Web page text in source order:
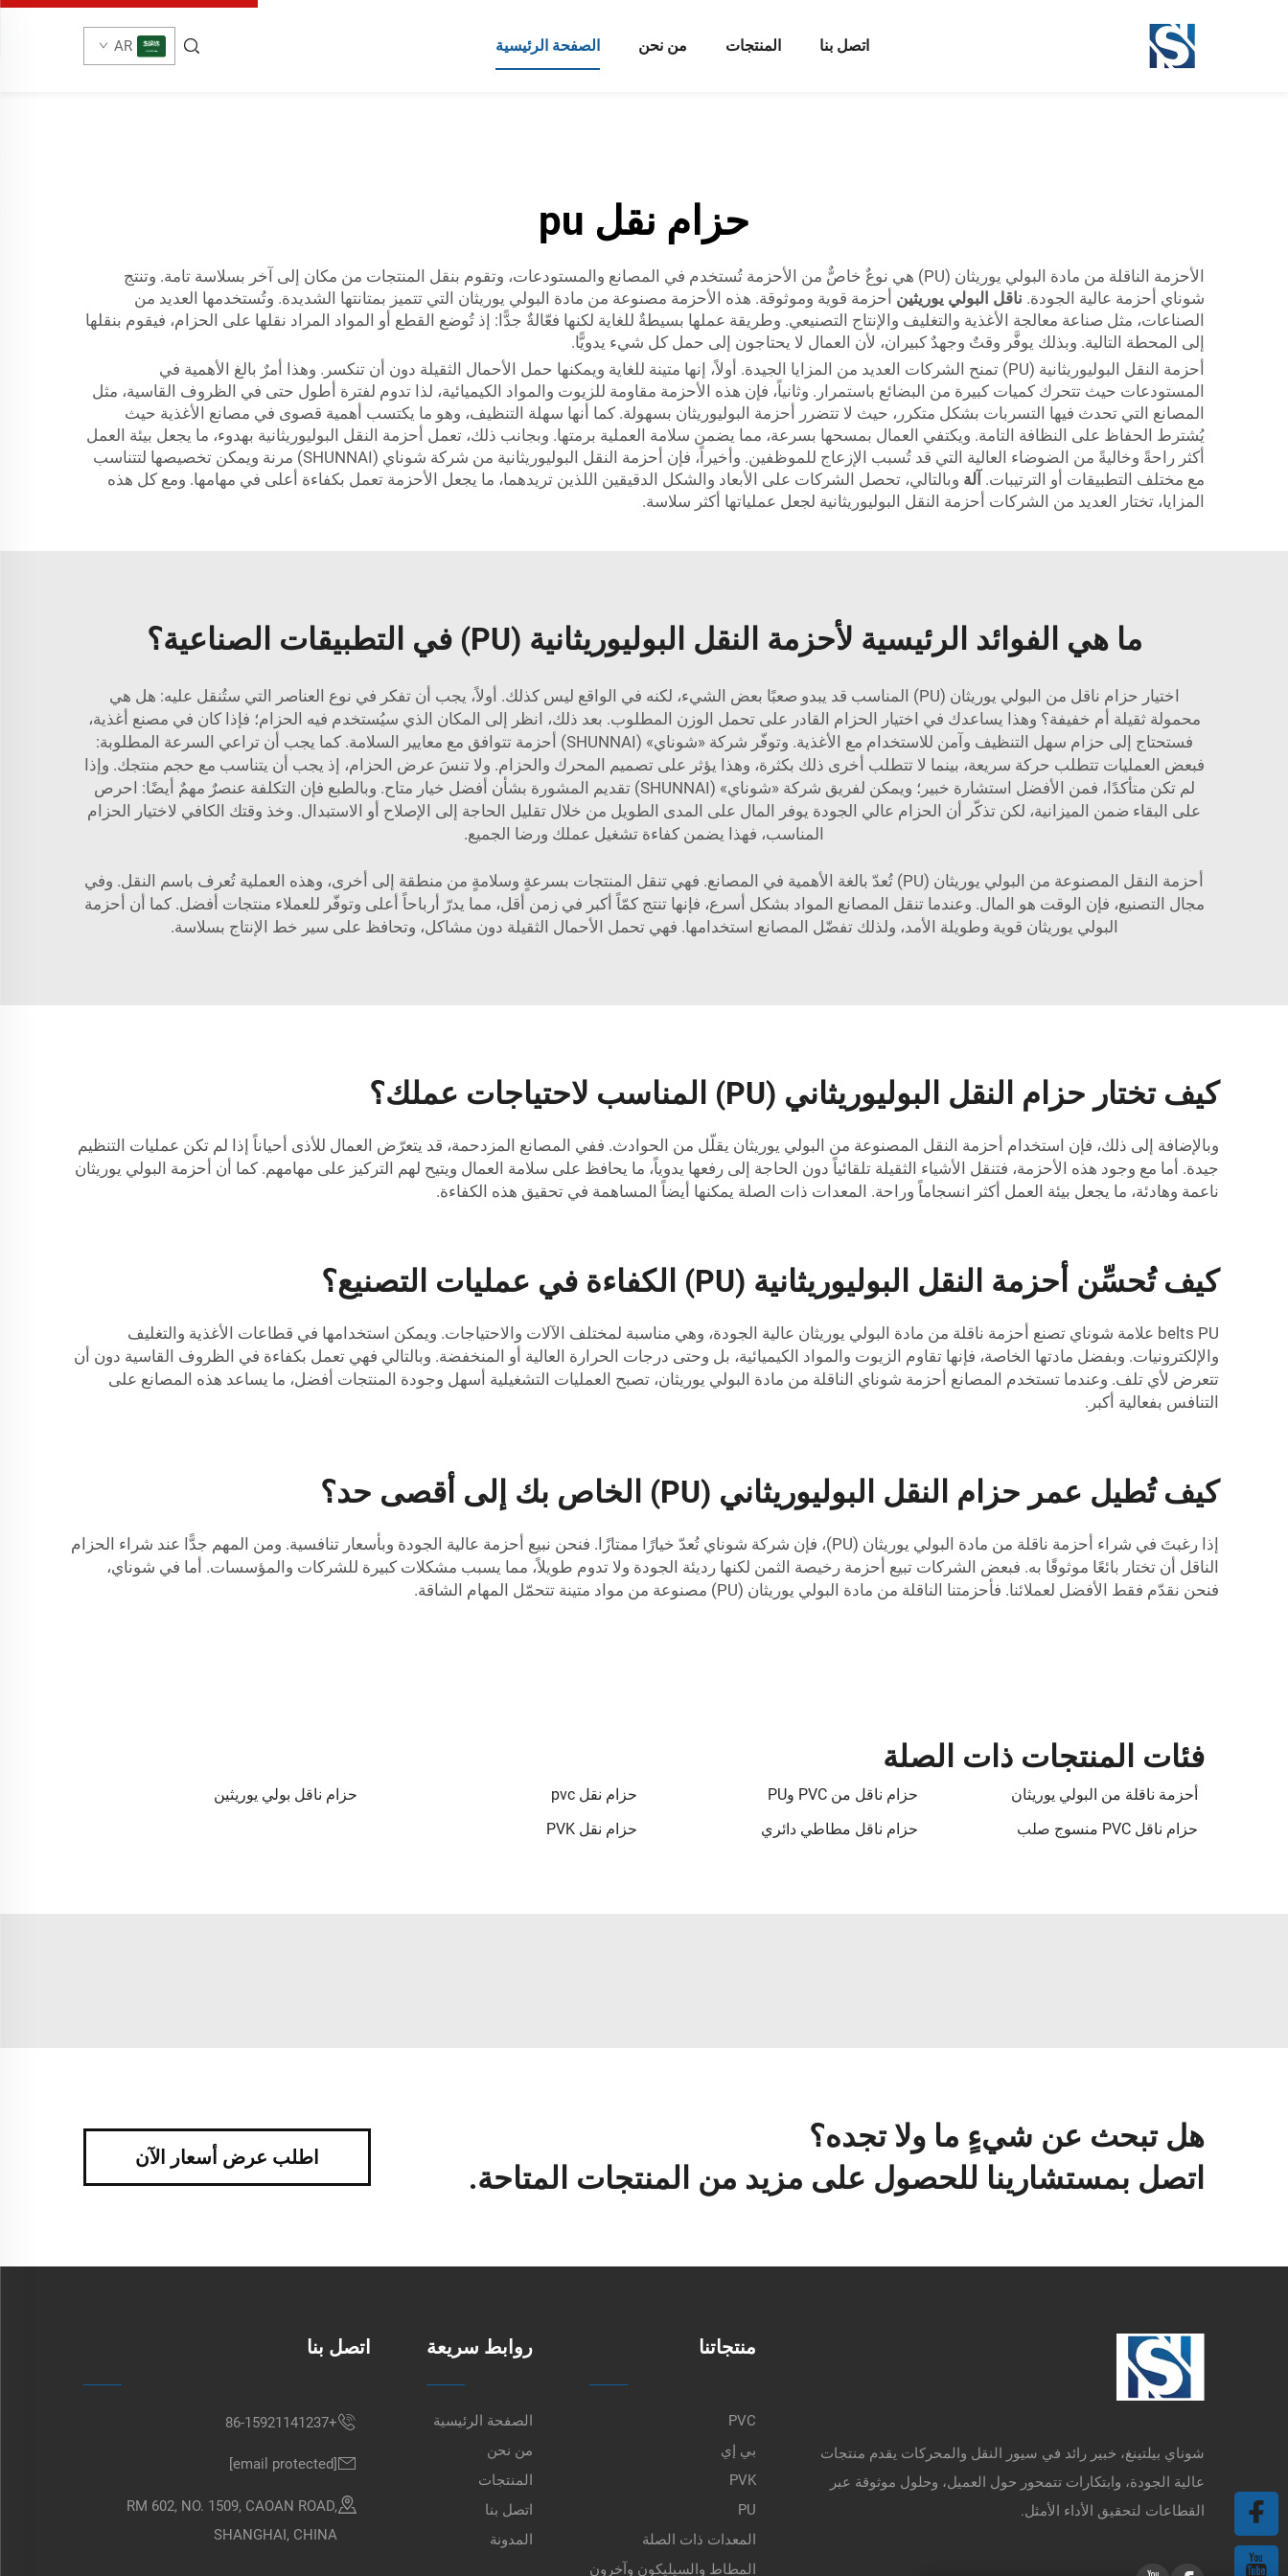
الصفحة الرئيسية من نحن المنتجات اتصل بنا AR
حزام نقل pu
الأحزمة الناقلة من مادة البولي يوريثان (PU) هي نوعٌ خاصٌّ من الأحزمة تُستخدم في المصانع والمستودعات، وتقوم بنقل المنتجات من مكان إلى آخر بسلاسة تامة. وتنتج
شوناي أحزمة عالية الجودة. ناقل البولي يوريثين أحزمة قوية وموثوقة. هذه الأحزمة مصنوعة من مادة البولي يوريثان التي تتميز بمتانتها الشديدة. وتُستخدمها العديد من
الصناعات، مثل صناعة معالجة الأغذية والتغليف والإنتاج التصنيعي. وطريقة عملها بسيطةٌ للغاية لكنها فعّالةٌ جدًّا: إذ تُوضع القطع أو المواد المراد نقلها على الحزام، فيقوم بنقلها
إلى المحطة التالية. وبذلك يوفَّر وقتٌ وجهدٌ كبيران، لأن العمال لا يحتاجون إلى حمل كل شيء يدويًّا.
أحزمة النقل البوليوريثانية (PU) تمنح الشركات العديد من المزايا الجيدة. أولاً، إنها متينة للغاية ويمكنها حمل الأحمال الثقيلة دون أن تنكسر. وهذا أمرٌ بالغ الأهمية في
المستودعات حيث تتحرك كميات كبيرة من البضائع باستمرار. وثانياً، فإن هذه الأحزمة مقاومة للزيوت والمواد الكيميائية، لذا تدوم لفترة أطول حتى في الظروف القاسية، مثل
المصانع التي تحدث فيها التسربات بشكل متكرر، حيث لا تتضرر أحزمة البوليوريثان بسهولة. كما أنها سهلة التنظيف، وهو ما يكتسب أهمية قصوى في مصانع الأغذية حيث
يُشترط الحفاظ على النظافة التامة. ويكتفي العمال بمسحها بسرعة، مما يضمن سلامة العملية برمتها. وبجانب ذلك، تعمل أحزمة النقل البوليوريثانية بهدوء، ما يجعل بيئة العمل
أكثر راحةً وخاليةً من الضوضاء العالية التي قد تُسبب الإزعاج للموظفين. وأخيراً، فإن أحزمة النقل البوليوريثانية من شركة شوناي (SHUNNAI) مرنة ويمكن تخصيصها لتتناسب
مع مختلف التطبيقات أو الترتيبات. آلة وبالتالي، تحصل الشركات على الأبعاد والشكل الدقيقين اللذين تريدهما، ما يجعل الأحزمة تعمل بكفاءة أعلى في مهامها. ومع كل هذه
المزايا، تختار العديد من الشركات أحزمة النقل البوليوريثانية لجعل عملياتها أكثر سلاسة.
ما هي الفوائد الرئيسية لأحزمة النقل البوليوريثانية (PU) في التطبيقات الصناعية؟
اختيار حزام ناقل من البولي يوريثان (PU) المناسب قد يبدو صعبًا بعض الشيء، لكنه في الواقع ليس كذلك. أولاً، يجب أن تفكر في نوع العناصر التي ستُنقل عليه: هل هي
محمولة ثقيلة أم خفيفة؟ وهذا يساعدك في اختيار الحزام القادر على تحمل الوزن المطلوب. بعد ذلك، انظر إلى المكان الذي سيُستخدم فيه الحزام؛ فإذا كان في مصنع أغذية،
فستحتاج إلى حزام سهل التنظيف وآمن للاستخدام مع الأغذية. وتوفّر شركة «شوناي» (SHUNNAI) أحزمة تتوافق مع معايير السلامة. كما يجب أن تراعي السرعة المطلوبة:
فبعض العمليات تتطلب حركة سريعة، بينما لا تتطلب أخرى ذلك بكثرة، وهذا يؤثر على تصميم المحرك والحزام. ولا تنسَ عرض الحزام، إذ يجب أن يتناسب مع حجم منتجك. وإذا
لم تكن متأكدًا، فمن الأفضل استشارة خبير؛ ويمكن لفريق شركة «شوناي» (SHUNNAI) تقديم المشورة بشأن أفضل خيار متاح. وبالطبع فإن التكلفة عنصرٌ مهمٌ أيضًا: احرص
على البقاء ضمن الميزانية، لكن تذكّر أن الحزام عالي الجودة يوفر المال على المدى الطويل من خلال تقليل الحاجة إلى الإصلاح أو الاستبدال. وخذ وقتك الكافي لاختيار الحزام
المناسب، فهذا يضمن كفاءة تشغيل عملك ورضا الجميع.
أحزمة النقل المصنوعة من البولي يوريثان (PU) تُعدّ بالغة الأهمية في المصانع. فهي تنقل المنتجات بسرعةٍ وسلامةٍ من منطقة إلى أخرى، وهذه العملية تُعرف باسم النقل. وفي
مجال التصنيع، فإن الوقت هو المال. وعندما تنقل المصانع المواد بشكل أسرع، فإنها تنتج كمّاً أكبر في زمن أقل، مما يدرّ أرباحاً أعلى وتوفّر للعملاء منتجات أفضل. كما أن أحزمة
البولي يوريثان قوية وطويلة الأمد، ولذلك تفضّل المصانع استخدامها. فهي تحمل الأحمال الثقيلة دون مشاكل، وتحافظ على سير خط الإنتاج بسلاسة.
كيف تختار حزام النقل البوليوريثاني (PU) المناسب لاحتياجات عملك؟
وبالإضافة إلى ذلك، فإن استخدام أحزمة النقل المصنوعة من البولي يوريثان يقلّل من الحوادث. ففي المصانع المزدحمة، قد يتعرّض العمال للأذى أحياناً إذا لم تكن عمليات التنظيم
جيدة. أما مع وجود هذه الأحزمة، فتنقل الأشياء الثقيلة تلقائياً دون الحاجة إلى رفعها يدوياً، ما يحافظ على سلامة العمال ويتيح لهم التركيز على مهامهم. كما أن أحزمة البولي يوريثان
ناعمة وهادئة، ما يجعل بيئة العمل أكثر انسجاماً وراحة. المعدات ذات الصلة يمكنها أيضاً المساهمة في تحقيق هذه الكفاءة.
كيف تُحسِّن أحزمة النقل البوليوريثانية (PU) الكفاءة في عمليات التصنيع؟
belts PU علامة شوناي تصنع أحزمة ناقلة من مادة البولي يوريثان عالية الجودة، وهي مناسبة لمختلف الآلات والاحتياجات. ويمكن استخدامها في قطاعات الأغذية والتغليف
والإلكترونيات. وبفضل مادتها الخاصة، فإنها تقاوم الزيوت والمواد الكيميائية، بل وحتى درجات الحرارة العالية أو المنخفضة. وبالتالي فهي تعمل بكفاءة في الظروف القاسية دون أن
تتعرض لأي تلف. وعندما تستخدم المصانع أحزمة شوناي الناقلة من مادة البولي يوريثان، تصبح العمليات التشغيلية أسهل وجودة المنتجات أفضل، ما يساعد هذه المصانع على
التنافس بفعالية أكبر.
كيف تُطيل عمر حزام النقل البوليوريثاني (PU) الخاص بك إلى أقصى حد؟
إذا رغبتَ في شراء أحزمة ناقلة من مادة البولي يوريثان (PU)، فإن شركة شوناي تُعدّ خيارًا ممتازًا. فنحن نبيع أحزمة عالية الجودة وبأسعار تنافسية. ومن المهم جدًّا عند شراء الحزام
الناقل أن تختار بائعًا موثوقًا به. فبعض الشركات تبيع أحزمة رخيصة الثمن لكنها رديئة الجودة ولا تدوم طويلاً، مما يسبب مشكلات كبيرة للشركات والمؤسسات. أما في شوناي،
فنحن نقدّم فقط الأفضل لعملائنا. فأحزمتنا الناقلة من مادة البولي يوريثان (PU) مصنوعة من مواد متينة تتحمّل المهام الشاقة.
فئات المنتجات ذات الصلة
أحزمة ناقلة من البولي يوريثان حزام ناقل من PVC وPU حزام نقل pvc
حزام ناقل بولي يوريثين
حزام ناقل PVC منسوج صلب
حزام ناقل مطاطي دائري حزام نقل PVK
هل تبحث عن شيءٍ ما ولا تجده؟
اتصل بمستشارينا للحصول على مزيد من المنتجات المتاحة.
اطلب عرض أسعار الآن
شوناي بيلتينغ، خبير رائد في سيور النقل والمحركات يقدم منتجات
عالية الجودة، وابتكارات تتمحور حول العميل، وحلول موثوقة عبر
القطاعات لتحقيق الأداء الأمثل.
منتجاتنا
PVC
بي إي
PVK
PU
المعدات ذات الصلة
المطاط والسيليكون وآخرون
روابط سريعة
الصفحة الرئيسية
من نحن
المنتجات
اتصل بنا
المدونة
اتصل بنا
+86-15921141237
[email protected]
RM 602, NO. 1509, CAOAN ROAD,
SHANGHAI, CHINA